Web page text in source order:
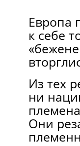
Европа
к себе
Из тех
ни
Они